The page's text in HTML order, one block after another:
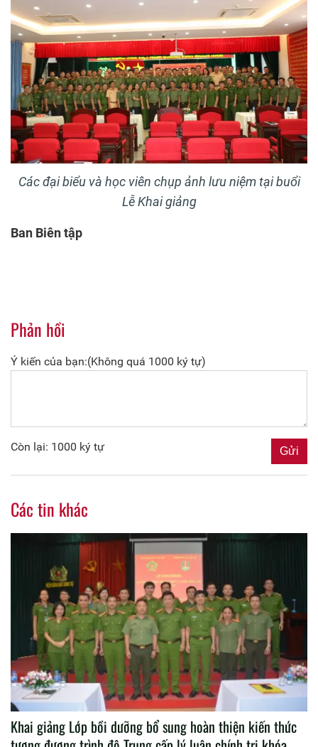
Các đại biểu và học viên chụp ảnh lưu niệm tại buổi
Lễ Khai giảng
Ban Biên tập
Phản hồi
Ý kiến của bạn:(Không quá 1000 ký tự)
Còn lại: 1000 ký tự
Các tin khác
Khai giảng Lớp bồi dưỡng bổ sung hoàn thiện kiến thức